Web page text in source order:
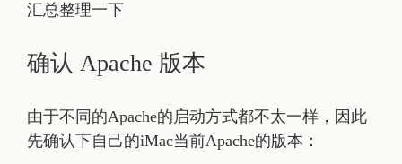
汇总整理一下
确认 Apache 版本
由于不同的Apache的启动方式都不太一样，因此
先确认下自己的iMac当前Apache的版本：